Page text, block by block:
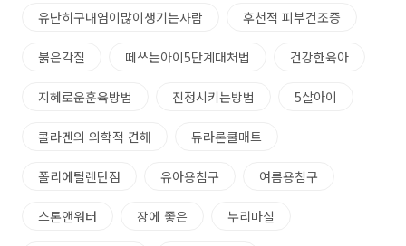
유난히구내염이많이생기는사람 후천적 피부건조증
붉은각질 떼쓰는아이5단계대처법 건강한육아
지혜로운훈육방법 진정시키는방법 5살아이
콜라겐의 의학적 견해 듀라론쿨매트
폴리에틸렌단점 유아용침구 여름용침구
스톤앤워터 장에 좋은 누리마실